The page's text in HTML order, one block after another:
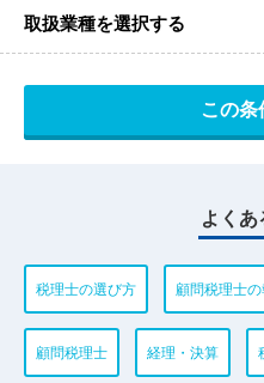
取扱業種を選択する
よく
税理士の選び方 顧問税理士
顧問税理士 経理・決算